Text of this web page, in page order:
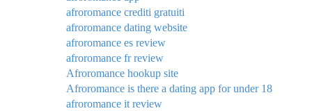
afroromance crediti gratuiti
afroromance dating website
afroromance es review
afroromance fr review
Afroromance hookup site
Afroromance is there a dating app for under 18
afroromance it review